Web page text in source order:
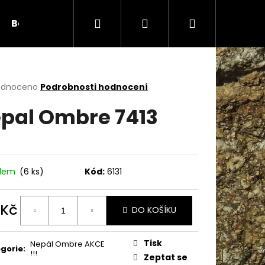
Bambule Háčky Duté vlákno
Hledat PřihlášeníNákupní
košík
Podrobnosti hodnocení
Ombre 7413
(6 ks) Kód: 6131
DO KOŠÍKU
: Nepál Ombre AKCE
!!!
Tisk
Zeptat se
Následující